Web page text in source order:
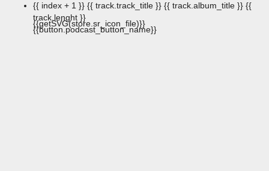
{{ index + 1 }} {{ track.track_title }} {{ track.album_title }} {{
track.lenght }}
{{getSVG(store.sr_icon_file)}}
{{button.podcast_button_name}}